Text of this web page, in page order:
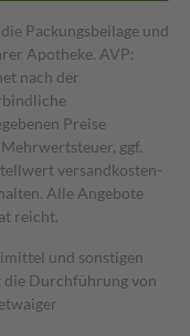
Packungsbeilage und
Apotheke. AVP:
nach der
Preise
ggf.
versand­kosten­
Alle Angebote
reicht.
und sonstigen
Durchführung von